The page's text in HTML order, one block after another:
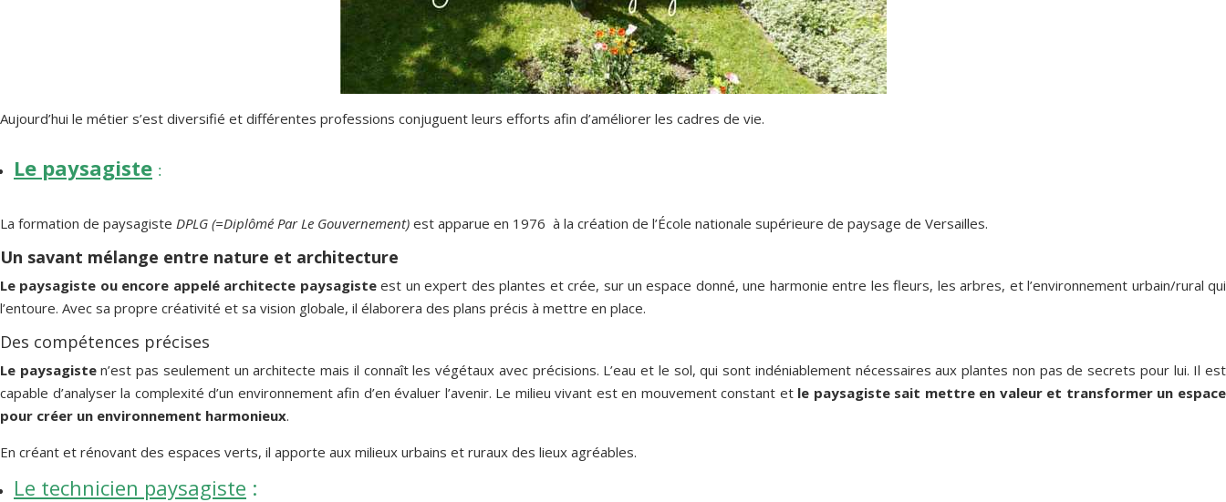
Aujourd’hui le métier s’est diversifié et différentes professions conjuguent leurs efforts afin d’améliorer les cadres de vie.
Le paysagiste :
La formation de paysagiste DPLG (=Diplômé Par Le Gouvernement) est apparue en 1976 à la création de l’École nationale supérieure de paysage de Versailles.
Un savant mélange entre nature et architecture
Le paysagiste ou encore appelé architecte paysagisteest un expert des plantes et crée, sur un espace donné, une harmonie entre les fleurs, les arbres, et l’environnement urbain/rural qui
l’entoure. Avec sa propre créativité et sa vision globale, il élaborera des plans précis à mettre en place.
Des compétences précises
Le paysagisten’est pas seulement un architecte mais il connaît les végétaux avec précisions. L’eau et le sol, qui sont indéniablement nécessaires aux plantes non pas de secrets pour lui. Il est
capable d’analyser la complexité d’un environnement afin d’en évaluer l’avenir. Le milieu vivant est en mouvement constant et le paysagiste sait mettre en valeur et transformer un espace
pour créer un environnement harmonieux.
En créant et rénovant des espaces verts, il apporte aux milieux urbains et ruraux des lieux agréables.
Le technicien paysagiste :